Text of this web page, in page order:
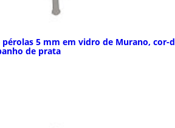
5 mm em vidro de Murano, cor-
de prata